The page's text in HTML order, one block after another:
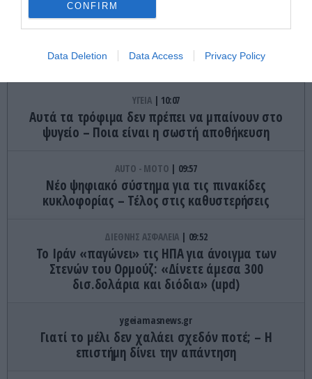
CONFIRM
Data Deletion Data Access Privacy Policy
ΔΙΕΘΝΗΣ ΑΣΦΑΛΕΙΑ
Η Ισπανία νομιμοποιεί παράνομους μετανάστες
από την Αφρική – Για αυτή την Ρωσίδα όμως
επέλεξαν την απέλαση
ΥΓΕΙΑ 10:07
Αυτά τα τρόφιμα δεν πρέπει να μπαίνουν στο
ψυγείο – Ποια είναι η σωστή αποθήκευση
AUTO - MOTO 09:57
Νέο ψηφιακό σύστημα για τις πινακίδες
κυκλοφορίας – Τέλος στις καθυστερήσεις
ΔΙΕΘΝΗΣ ΑΣΦΑΛΕΙΑ 09:52
Το Ιράν «παγώνει» τις ΗΠΑ για άνοιγμα των
Στενών του Ορμούζ: «Δίνετε άμεσα 300
δισ.δολάρια και διόδια» (upd)
ygeiamasnews.gr
Γιατί το μέλι δεν χαλάει σχεδόν ποτέ; – Η
επιστήμη δίνει την απάντηση